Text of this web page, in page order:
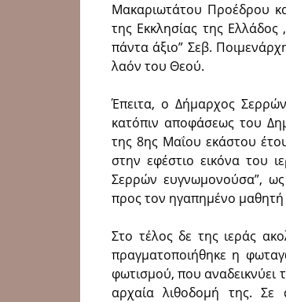
Μακαριωτάτου Προέδρου
της Εκκλησίας της
πάντα άξιο” Σεβ.
λαόν του Θεού.
Έπειτα, ο Δήμαρχος
κατόπιν αποφάσεως του
της 8ης Μαΐου εκάστου
στην εφέστιο εικόνα του
Σερρών ευγνωμονούσα”,
προς τον ηγαπημένο
Στο τέλος δε της ιεράς
πραγματοποιήθηκε η
φωτισμού, που αναδεικνύει
αρχαία λιθοδομή της.